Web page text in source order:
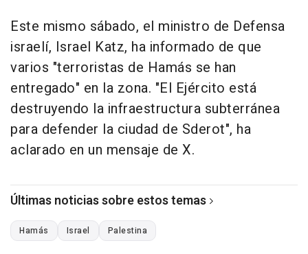
Este mismo sábado, el ministro de Defensa
israelí, Israel Katz, ha informado de que
varios "terroristas de Hamás se han
entregado" en la zona. "El Ejército está
destruyendo la infraestructura subterránea
para defender la ciudad de Sderot", ha
aclarado en un mensaje de X.
Últimas noticias sobre estos temas
Hamás Israel Palestina